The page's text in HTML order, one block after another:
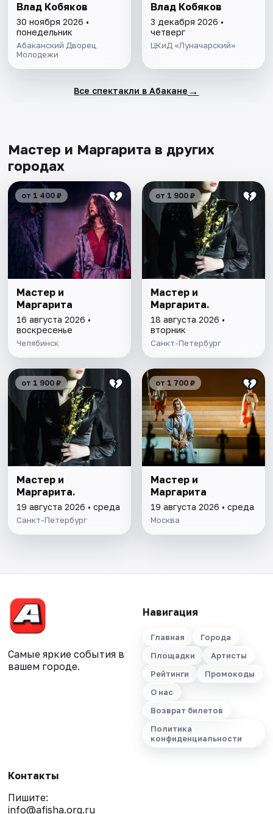
Влад Кобяков
30 ноября 2026 •
понедельник
Абаканский Дворец
Молодежи
Влад Кобяков
3 декабря 2026 •
четверг
ЦКиД «Луначарский»
Все спектакли в Абакане →
Мастер и Маргарита в других
городах
от 1 400 ₽
Мастер и
Маргарита
16 августа 2026 •
воскресенье
Челябинск
от 1 900 ₽
Мастер и
Маргарита.
18 августа 2026 •
вторник
Санкт-Петербург
от 1 900 ₽
Мастер и
Маргарита.
19 августа 2026 • среда
Санкт-Петербург
от 1 700 ₽
Мастер и
Маргарита
19 августа 2026 • среда
Москва
Самые яркие события в
вашем городе.
Навигация
Главная
Города
Площадки
Артисты
Рейтинги
Промокоды
О нас
Возврат билетов
Политика
конфиденциальности
Контакты
Пишите:
info@afisha.org.ru